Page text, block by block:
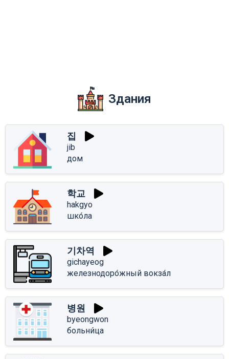
Здания
집
jib
дом
학교
hakgyo
шко́ла
기차역
gichayeog
железнодоро́жный вокза́л
병원
byeongwon
больни́ца